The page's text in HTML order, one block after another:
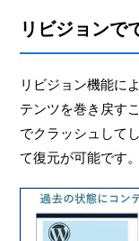
リビジョンで
リビジョン機能に
テンツを巻き戻す
でクラッシュして
て復元が可能です。